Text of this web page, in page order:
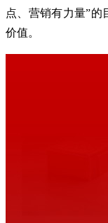
点、营销有力量”
价值。